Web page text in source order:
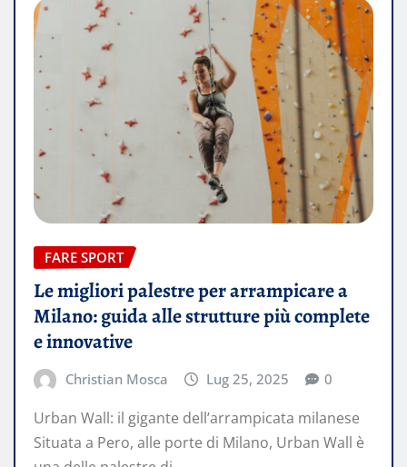
FARE SPORT
Le migliori palestre per arrampicare a
Milano: guida alle strutture più complete
e innovative
Christian Mosca Lug 25, 2025 0
Urban Wall: il gigante dell’arrampicata milanese
Situata a Pero, alle porte di Milano, Urban Wall è